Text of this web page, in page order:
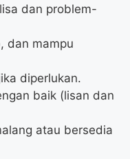
dan problem-
dan mampu
diperlukan.
baik (lisan dan
atau bersedia